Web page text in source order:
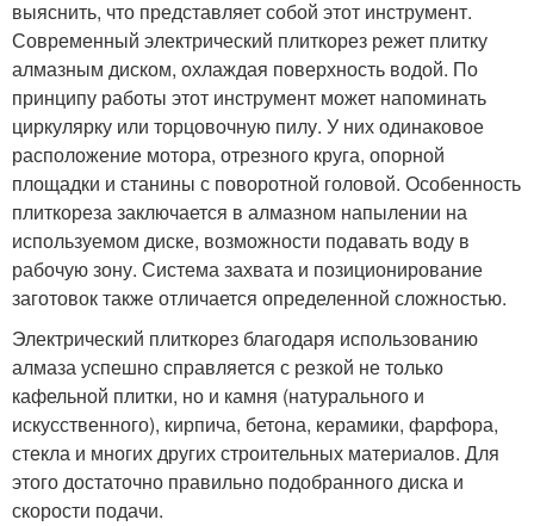
выяснить, что представляет собой этот инструмент.
Современный электрический плиткорез режет плитку
алмазным диском, охлаждая поверхность водой. По
принципу работы этот инструмент может напоминать
циркулярку или торцовочную пилу. У них одинаковое
расположение мотора, отрезного круга, опорной
площадки и станины с поворотной головой. Особенность
плиткореза заключается в алмазном напылении на
используемом диске, возможности подавать воду в
рабочую зону. Система захвата и позиционирование
заготовок также отличается определенной сложностью.
Электрический плиткорез благодаря использованию
алмаза успешно справляется с резкой не только
кафельной плитки, но и камня (натурального и
искусственного), кирпича, бетона, керамики, фарфора,
стекла и многих других строительных материалов. Для
этого достаточно правильно подобранного диска и
скорости подачи.